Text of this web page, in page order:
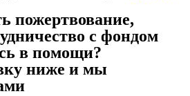
пожертвование,
с фондом
в помощи?
ниже и мы